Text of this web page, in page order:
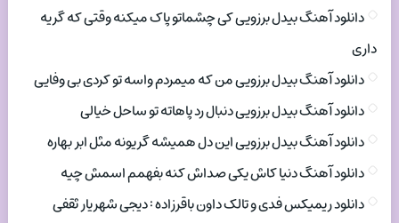
دانلود آهنگ بیدل برزویی کی چشماتو پاک میکنه وقتی که گریه
داری
دانلود آهنگ بیدل برزویی من که میمردم واسه تو کردی بی وفایی
دانلود آهنگ بیدل برزویی دنبال رد پاهاته تو ساحل خیالی
دانلود آهنگ بیدل برزویی این دل همیشه گریونه مثل ابر بهاره
دانلود آهنگ دنیا کاش یکی صداش کنه بفهمم اسمش چیه
دانلود ریمیکس فدی و تالک داون باقرزاده : دیجی شهریار ثقفی